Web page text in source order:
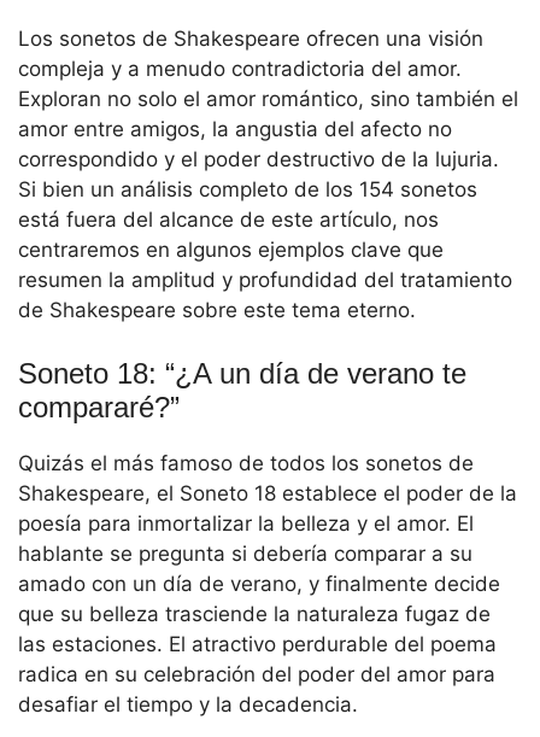
Los sonetos de Shakespeare ofrecen una visión
compleja y a menudo contradictoria del amor.
Exploran no solo el amor romántico, sino también el
amor entre amigos, la angustia del afecto no
correspondido y el poder destructivo de la lujuria.
Si bien un análisis completo de los 154 sonetos
está fuera del alcance de este artículo, nos
centraremos en algunos ejemplos clave que
resumen la amplitud y profundidad del tratamiento
de Shakespeare sobre este tema eterno.
Soneto 18: “¿A un día de verano te
compararé?”
Quizás el más famoso de todos los sonetos de
Shakespeare, el Soneto 18 establece el poder de la
poesía para inmortalizar la belleza y el amor. El
hablante se pregunta si debería comparar a su
amado con un día de verano, y finalmente decide
que su belleza trasciende la naturaleza fugaz de
las estaciones. El atractivo perdurable del poema
radica en su celebración del poder del amor para
desafiar el tiempo y la decadencia.